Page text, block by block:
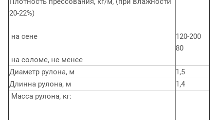
20-22%)
на сене
на соломе, не менее
120-200
80
Диаметр рулона, м
1,5
Длинна рулона, м
1,4
Масса рулона, кг: